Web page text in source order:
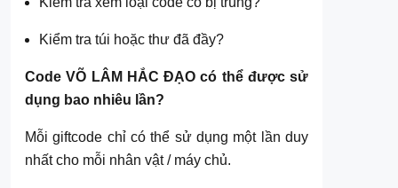
Kiểm tra túi hoặc thư đã đầy?
Code VÕ LÂM HẮC ĐẠO có thể được sử
dụng bao nhiêu lần?
Mỗi giftcode chỉ có thể sử dụng một lần duy
nhất cho mỗi nhân vật / máy chủ.